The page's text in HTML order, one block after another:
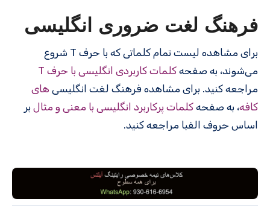
فرهنگ لغت ضروری انگلیسی
برای مشاهده لیست تمام کلماتی که با حرف T شروع
می‌شوند، به صفحه کلمات کاربردی انگلیسی با حرف T
مراجعه کنید. برای مشاهده فرهنگ لغت انگلیسی های
کافه، به صفحه کلمات پرکاربرد انگلیسی با معنی و مثال بر
اساس حروف الفبا مراجعه کنید.